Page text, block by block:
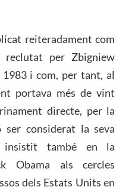
reiteradament com
reclutat per Zbigniew
i com, per tant, al
portava més de vint
directe, per la
considerat la seva
insistit també en la
Obama als cercles
dels Estats Units en